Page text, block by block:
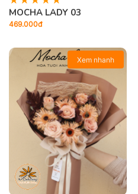
MOCHA LADY 03
469.000đ
Xem nhanh